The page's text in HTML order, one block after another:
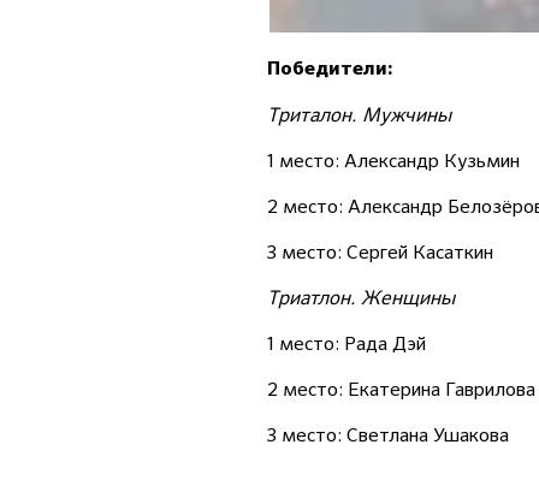
Победители:
Триталон. Мужчины
1 место: Александр Кузьмин
2 место: Александр
3 место: Сергей Касаткин
Триатлон. Женщины
1 место: Рада Дэй
2 место: Екатерина Гаврилова
3 место: Светлана Ушакова